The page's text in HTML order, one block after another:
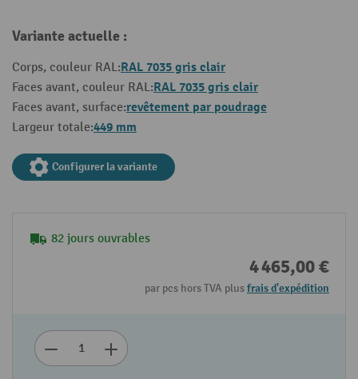
Variante actuelle :
Corps, couleur RAL:RAL 7035 gris clair
Faces avant, couleur RAL:RAL 7035 gris clair
Faces avant, surface:revêtement par poudrage
Largeur totale:449 mm
Configurer la variante
82 jours ouvrables
4 465,00 €
par pcs hors TVA plusfrais d'expédition